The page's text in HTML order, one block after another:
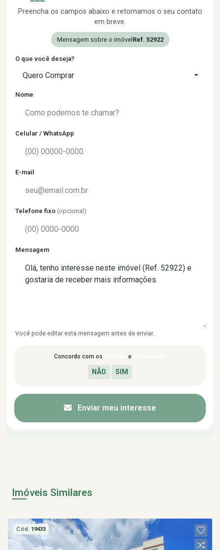
Preencha os campos abaixo e retornamos o seu contato
em breve.
Mensagem sobre o imóvelRef. 52922
O que você deseja?
Quero Comprar
Nome
Celular / WhatsApp
E-mail
Telefone fixo (opcional)
Mensagem
Você pode editar esta mensagem antes de enviar.
Concordo com os e
Enviar meu interesse
Imóveis Similares
Cód. 19433